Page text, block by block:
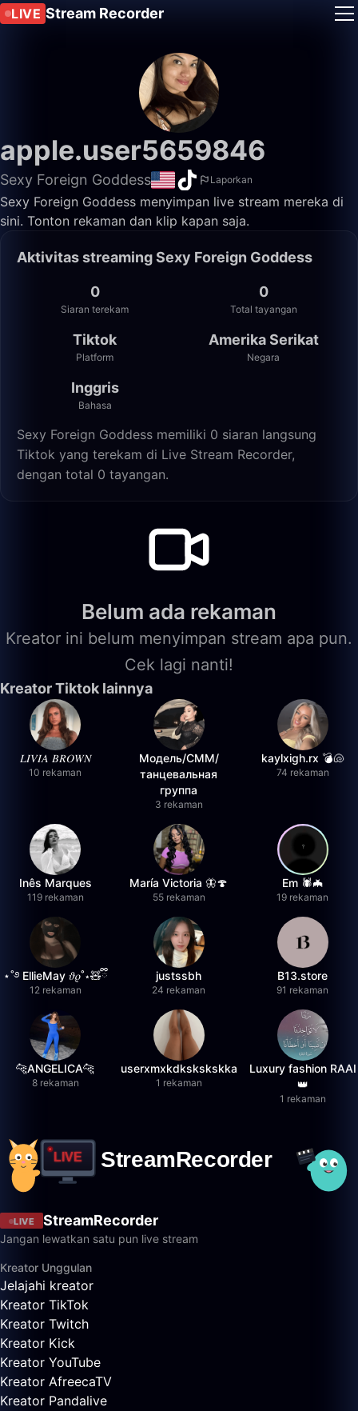
LIVE Stream Recorder
apple.user5659846
Sexy Foreign Goddess Laporkan
Sexy Foreign Goddess menyimpan live stream mereka di
sini. Tonton rekaman dan klip kapan saja.
Aktivitas streaming Sexy Foreign Goddess
0
Siaran terekam
0
Total tayangan
Tiktok
Platform
Amerika Serikat
Negara
Inggris
Bahasa
Sexy Foreign Goddess memiliki 0 siaran langsung
Tiktok yang terekam di Live Stream Recorder,
dengan total 0 tayangan.
Belum ada rekaman
Kreator ini belum menyimpan stream apa pun.
Cek lagi nanti!
Kreator Tiktok lainnya
𝐿𝐼𝑉𝐼𝐴 𝐵𝑅𝑂𝑊𝑁
10 rekaman
Модель/СММ/
танцевальная
группа
3 rekaman
kaylxigh.rx 💣🐚
74 rekaman
Inês Marques
119 rekaman
María Victoria 🦋🍄
55 rekaman
Em 🕷️🦇
19 rekaman
⋆˚࿔ EllieMay 𝜗𝜚˚⋆🧸ྀི
12 rekaman
justssbh
24 rekaman
B13.store
91 rekaman
🐆ANGELICA🐆
8 rekaman
userxmxkdkskskskka
1 rekaman
Luxury fashion RAAI
👑
1 rekaman
LIVE StreamRecorder
Jangan lewatkan satu pun live stream
Kreator Unggulan
Jelajahi kreator
Kreator TikTok
Kreator Twitch
Kreator Kick
Kreator YouTube
Kreator AfreecaTV
Kreator Pandalive